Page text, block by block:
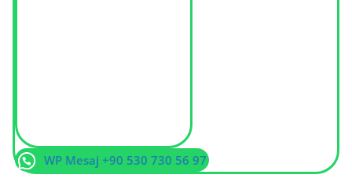
WP Mesaj +90 530 730 56 97